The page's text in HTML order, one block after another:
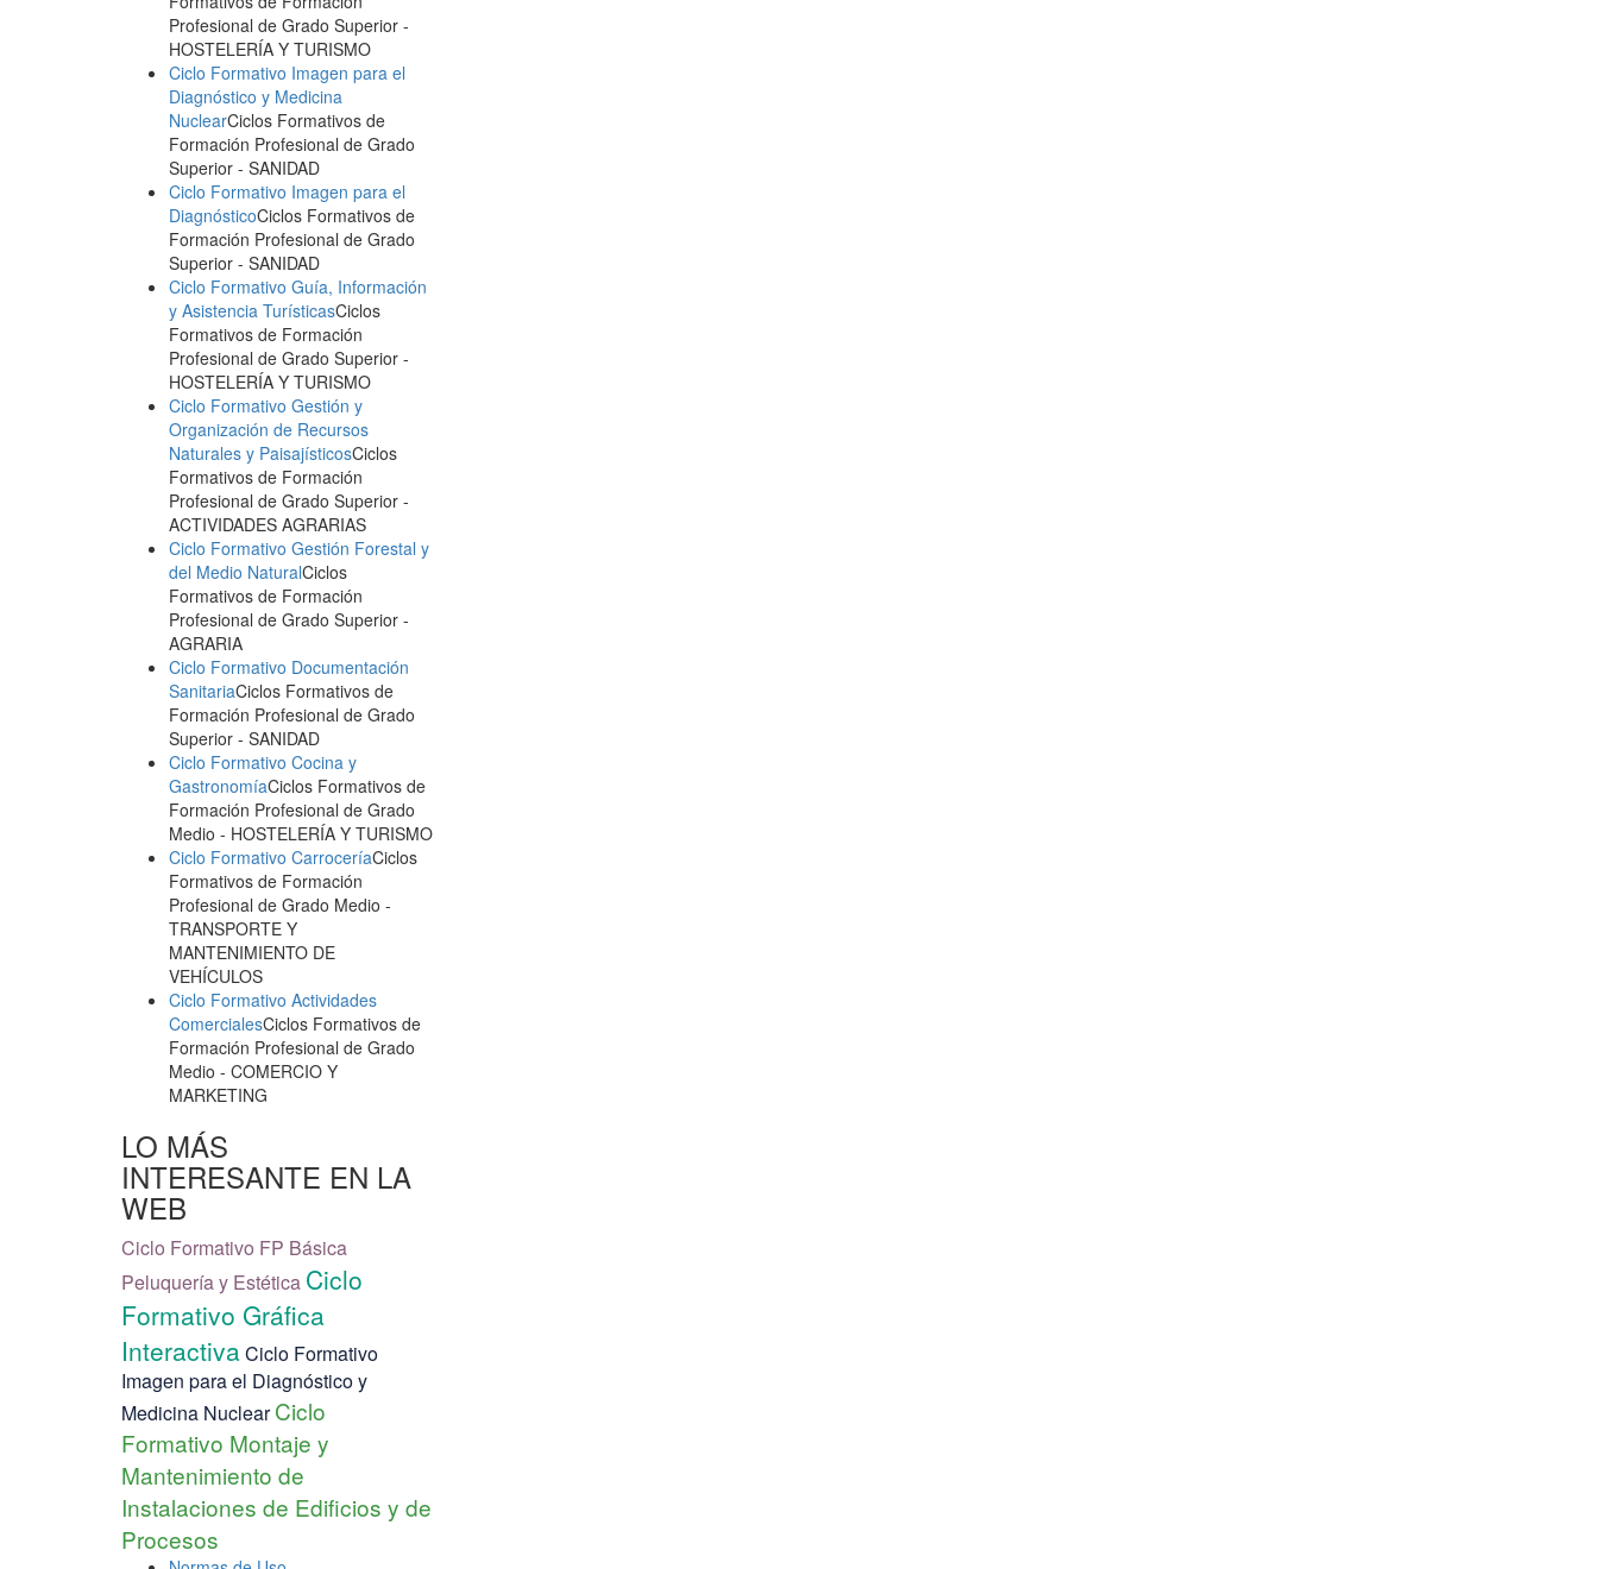
Profesional de Grado Superior -
HOSTELERÍA Y TURISMO
Ciclo Formativo Imagen para el
Diagnóstico y Medicina
NuclearCiclos Formativos de
Formación Profesional de Grado
Superior - SANIDAD
Ciclo Formativo Imagen para el
DiagnósticoCiclos Formativos de
Formación Profesional de Grado
Superior - SANIDAD
Ciclo Formativo Guía, Información
y Asistencia TurísticasCiclos
Formativos de Formación
Profesional de Grado Superior -
HOSTELERÍA Y TURISMO
Ciclo Formativo Gestión y
Organización de Recursos
Naturales y PaisajísticosCiclos
Formativos de Formación
Profesional de Grado Superior -
ACTIVIDADES AGRARIAS
Ciclo Formativo Gestión Forestal y
del Medio NaturalCiclos
Formativos de Formación
Profesional de Grado Superior -
AGRARIA
Ciclo Formativo Documentación
SanitariaCiclos Formativos de
Formación Profesional de Grado
Superior - SANIDAD
Ciclo Formativo Cocina y
GastronomíaCiclos Formativos de
Formación Profesional de Grado
Medio - HOSTELERÍA Y TURISMO
Ciclo Formativo CarroceríaCiclos
Formativos de Formación
Profesional de Grado Medio -
TRANSPORTE Y
MANTENIMIENTO DE
VEHÍCULOS
Ciclo Formativo Actividades
ComercialesCiclos Formativos de
Formación Profesional de Grado
Medio - COMERCIO Y
MARKETING
LO MÁS
INTERESANTE EN LA
WEB
Ciclo Formativo FP Básica
Peluquería y Estética Ciclo
Formativo Gráfica
InteractivaCiclo Formativo
Imagen para el Diagnóstico y
Medicina Nuclear Ciclo
Formativo Montaje y
Mantenimiento de
Instalaciones de Edificios y de
Procesos